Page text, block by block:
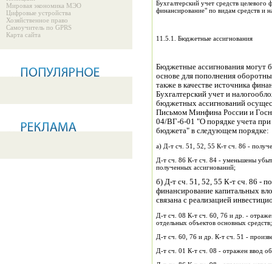
Мировая экономика МЭО
Цифровые устройства
Хозяйственное право
Самоучитель по GPRS
Карта сайта
Бухгалтерский учет средств целевого
финансирование" по видам средств и
11.5.1. Бюджетные ассигнования
Бюджетные ассигнования могут
основе для пополнения
также в качестве источника
Бухгалтерский учет и
бюджетных ассигнований
Письмом Минфина России и
04/ВГ-6-01 "О порядке учета при
бюджета" в следующем порядке:
а) Д-т сч. 51, 52, 55 К-т сч. 86 -
Д-т сч. 86 К-т сч. 84 - уменьшены
полученных ассигнований;
б) Д-т сч. 51, 52, 55 К-т сч. 86 -
финансирование капитальных
связана с реализацией
Д-т сч. 08 К-т сч. 60, 76 и др. -
отдельных объектов основных средств;
Д-т сч. 60, 76 и др. К-т сч. 51 -
Д-т сч. 01 К-т сч. 08 - отражен ввод